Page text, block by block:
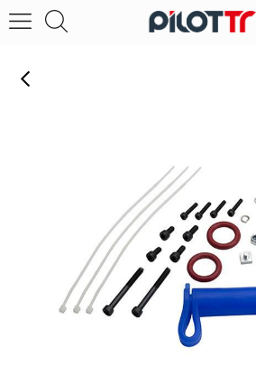
HA194BLU - All Spare Parts for Hatiro and RJX90 Muffler